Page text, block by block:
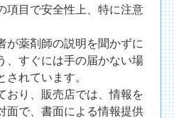
項目で安全性上、特に注意
が薬剤師の説明を聞かずに
、すぐには手の届かない場
されています。
おり、販売店では、情報を
面で、書面による情報提供